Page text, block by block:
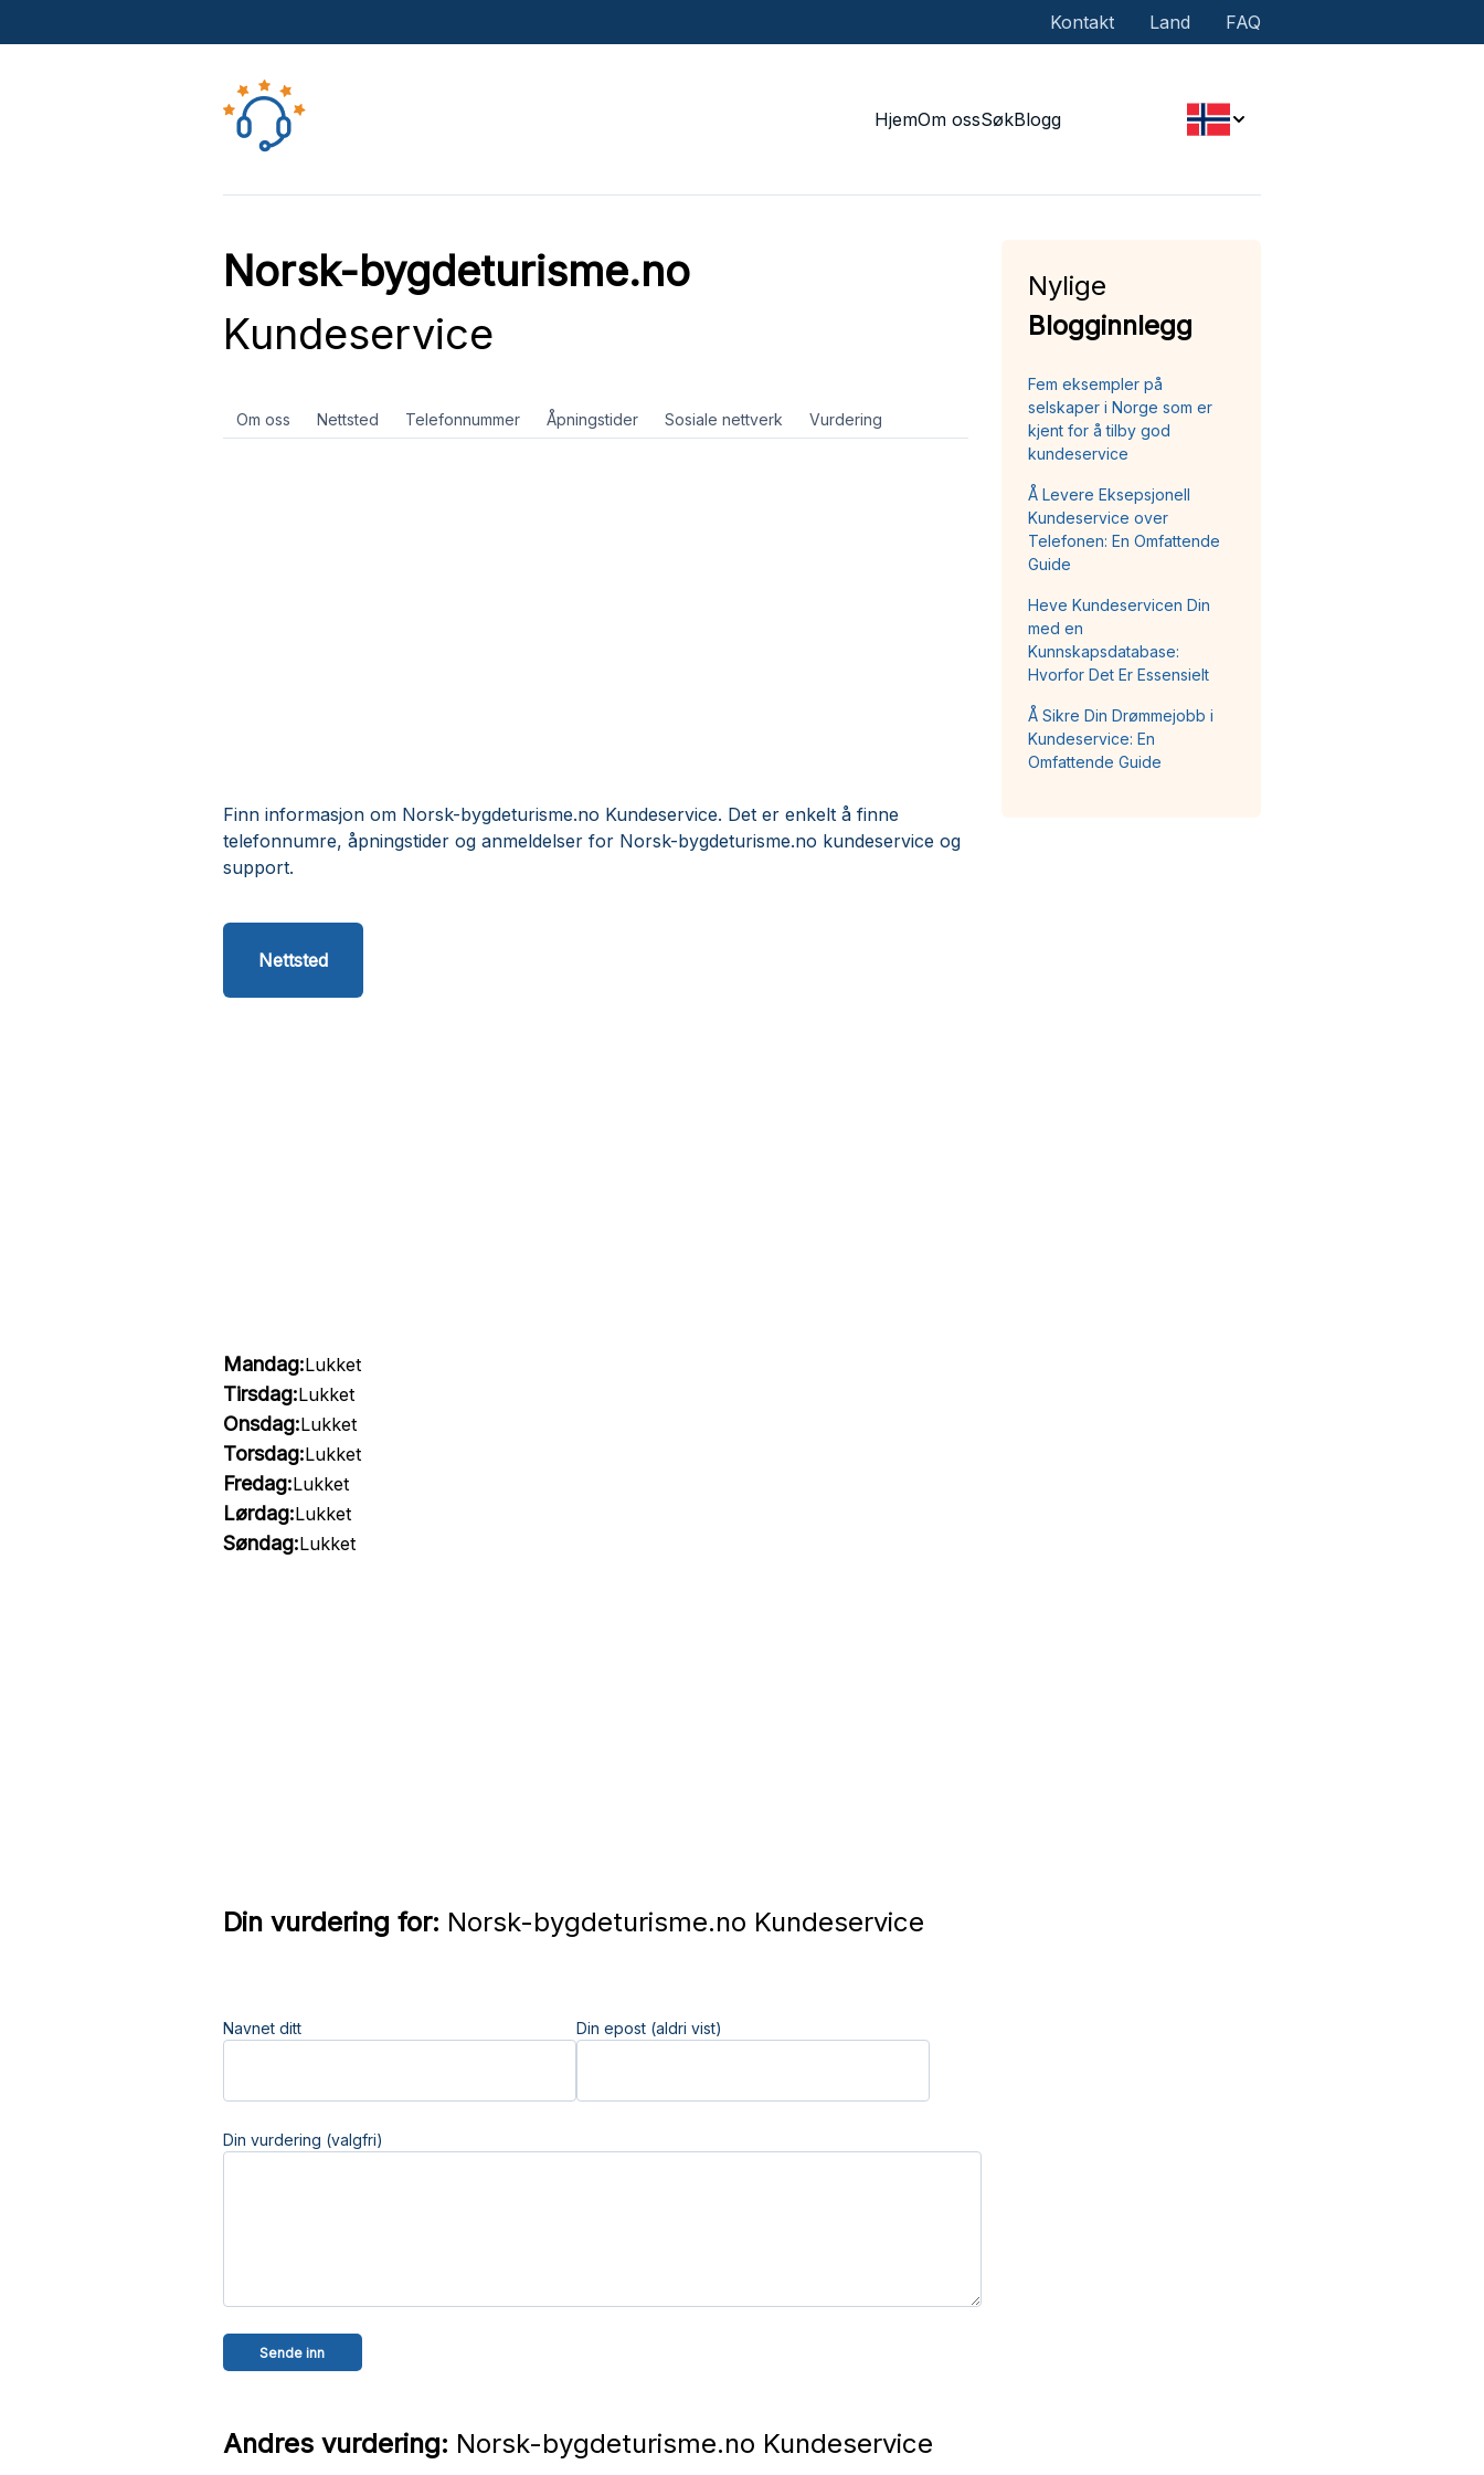
Kontakt Land FAQ
HjemOm ossSøkBlogg
Norsk-bygdeturisme.no
Kundeservice
Om oss Nettsted Telefonnummer Åpningstider Sosiale nettverk Vurdering
Finn informasjon om Norsk-bygdeturisme.no Kundeservice. Det er enkelt å finne
telefonnumre, åpningstider og anmeldelser for Norsk-bygdeturisme.no kundeservice og
support.
Nettsted
Mandag:Lukket
Tirsdag:Lukket
Onsdag:Lukket
Torsdag:Lukket
Fredag:Lukket
Lørdag:Lukket
Søndag:Lukket
Din vurdering for: Norsk-bygdeturisme.no Kundeservice
Navnet ditt Din epost (aldri vist)
Din vurdering (valgfri)
Andres vurdering: Norsk-bygdeturisme.no Kundeservice
Nylige
Blogginnlegg
Fem eksempler på
selskaper i Norge som er
kjent for å tilby god
kundeservice
Å Levere Eksepsjonell
Kundeservice over
Telefonen: En Omfattende
Guide
Heve Kundeservicen Din
med en
Kunnskapsdatabase:
Hvorfor Det Er Essensielt
Å Sikre Din Drømmejobb i
Kundeservice: En
Omfattende Guide